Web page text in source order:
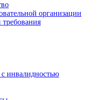
организации
требования
инвалидностью